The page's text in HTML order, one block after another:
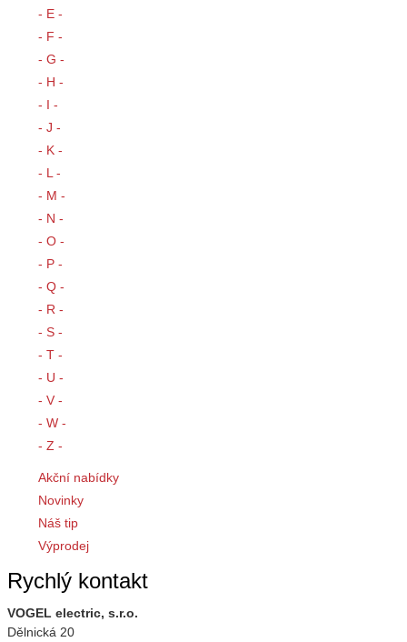
- E -
- F -
- G -
- H -
- I -
- J -
- K -
- L -
- M -
- N -
- O -
- P -
- Q -
- R -
- S -
- T -
- U -
- V -
- W -
- Z -
Akční nabídky
Novinky
Náš tip
Výprodej
Rychlý kontakt
VOGEL electric, s.r.o.
Dělnická 20